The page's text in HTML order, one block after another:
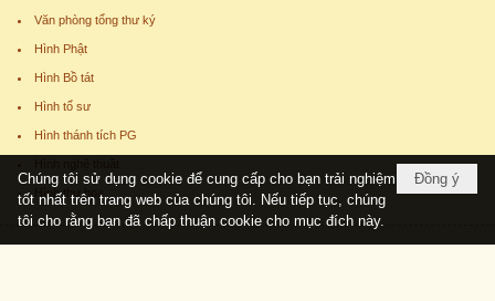
Văn phòng tổng thư ký
Hình Phật
Hình Bồ tát
Hình tổ sư
Hình thánh tích PG
Hình thư họa
Đồng ý
Chúng tôi sử dụng cookie để cung cấp cho bạn trải nghiệm
tốt nhất trên trang web của chúng tôi. Nếu tiếp tục, chúng
tôi cho rằng bạn đã chấp thuận cookie cho mục đích này.